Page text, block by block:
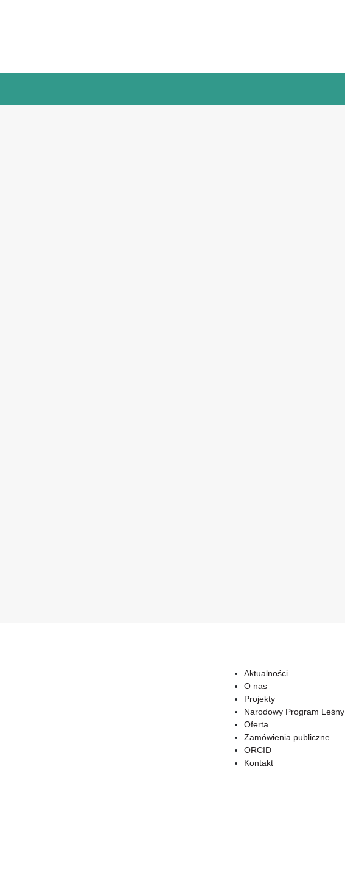
Aktualności
O nas
Projekty
Narodowy Program Leśny
Oferta
Zamówienia publiczne
ORCID
Kontakt